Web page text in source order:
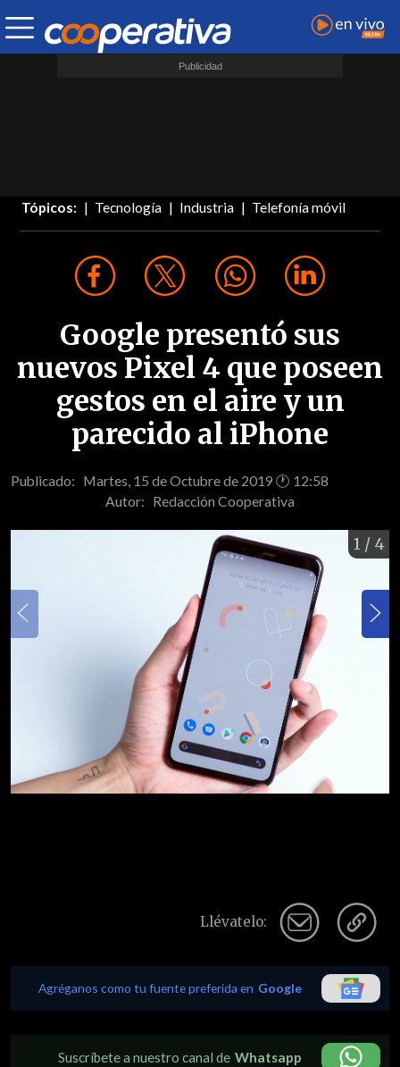
Tópicos: Tecnología Industria Telefonía móvil
Google presentó sus
nuevos Pixel 4 que poseen
gestos en el aire y un
parecido al iPhone
Publicado: Martes, 15 de Octubre de 2019 🕐 12:58
Autor: Redacción Cooperativa
1 / 4
Llévatelo:
Agréganos como tu fuente preferida en Google
Suscríbete a nuestro canal de Whatsapp